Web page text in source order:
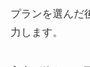
プランを選んだ
力します。